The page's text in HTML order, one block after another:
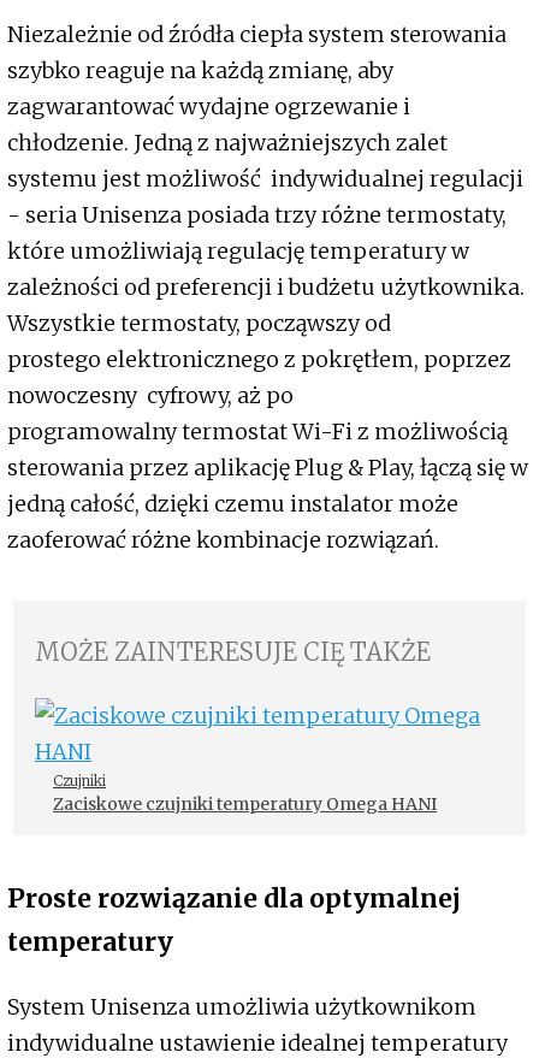
Niezależnie od źródła ciepła system sterowania
szybko reaguje na każdą zmianę, aby
zagwarantować wydajne ogrzewanie i
chłodzenie. Jedną z najważniejszych zalet
systemu jest możliwość indywidualnej regulacji
- seria Unisenza posiada trzy różne termostaty,
które umożliwiają regulację temperatury w
zależności od preferencji i budżetu użytkownika.
Wszystkie termostaty, począwszy od
prostego elektronicznego z pokrętłem, poprzez
nowoczesny cyfrowy, aż po
programowalny termostat Wi-Fi z możliwością
sterowania przez aplikację Plug & Play, łączą się w
jedną całość, dzięki czemu instalator może
zaoferować różne kombinacje rozwiązań.
MOŻE ZAINTERESUJE CIĘ TAKŻE
Czujniki
Zaciskowe czujniki temperatury Omega HANI
Proste rozwiązanie dla optymalnej
temperatury
System Unisenza umożliwia użytkownikom
indywidualne ustawienie idealnej temperatury